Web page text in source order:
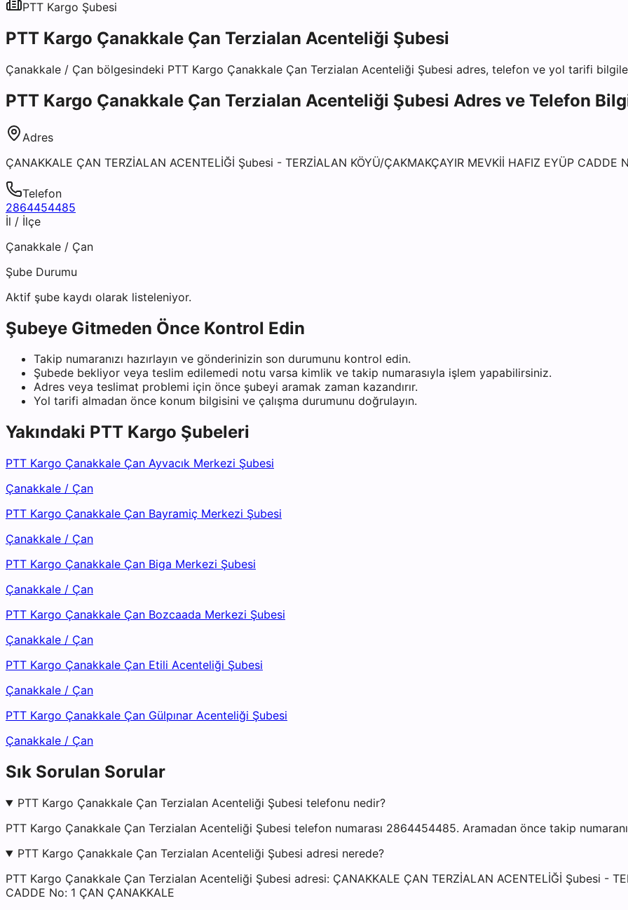
PTT Kargo Şubesi
PTT Kargo Çanakkale Çan Terzialan Acenteliği Şubesi
Çanakkale / Çan bölgesindeki PTT Kargo Çanakkale Çan Terzialan Acenteliği Şubesi adres, telefon ve yol tarifi
PTT Kargo Çanakkale Çan Terzialan Acenteliği Şubesi Adres ve Telefon
Adres
ÇANAKKALE ÇAN TERZİALAN ACENTELİĞİ Şubesi - TERZİALAN KÖYÜ/ÇAKMAKÇAYIR MEVKİİ HAFIZ EYÜP CADDE
Telefon
2864454485
İl / İlçe
Çanakkale / Çan
Şube Durumu
Aktif şube kaydı olarak listeleniyor.
Şubeye Gitmeden Önce Kontrol Edin
Takip numaranızı hazırlayın ve gönderinizin son durumunu kontrol edin.
Şubede bekliyor veya teslim edilemedi notu varsa kimlik ve takip numarasıyla işlem yapabilirsiniz.
Adres veya teslimat problemi için önce şubeyi aramak zaman kazandırır.
Yol tarifi almadan önce konum bilgisini ve çalışma durumunu doğrulayın.
Yakındaki PTT Kargo Şubeleri
PTT Kargo Çanakkale Çan Ayvacık Merkezi Şubesi
Çanakkale / Çan
PTT Kargo Çanakkale Çan Bayramiç Merkezi Şubesi
Çanakkale / Çan
PTT Kargo Çanakkale Çan Biga Merkezi Şubesi
Çanakkale / Çan
PTT Kargo Çanakkale Çan Bozcaada Merkezi Şubesi
Çanakkale / Çan
PTT Kargo Çanakkale Çan Etili Acenteliği Şubesi
Çanakkale / Çan
PTT Kargo Çanakkale Çan Gülpınar Acenteliği Şubesi
Çanakkale / Çan
Sık Sorulan Sorular
PTT Kargo Çanakkale Çan Terzialan Acenteliği Şubesi telefonu nedir?
PTT Kargo Çanakkale Çan Terzialan Acenteliği Şubesi telefon numarası 2864454485. Aramadan önce takip
PTT Kargo Çanakkale Çan Terzialan Acenteliği Şubesi adresi nerede?
PTT Kargo Çanakkale Çan Terzialan Acenteliği Şubesi adresi: ÇANAKKALE ÇAN TERZİALAN ACENTELİĞİ Şubesi -
CADDE No: 1 ÇAN ÇANAKKALE